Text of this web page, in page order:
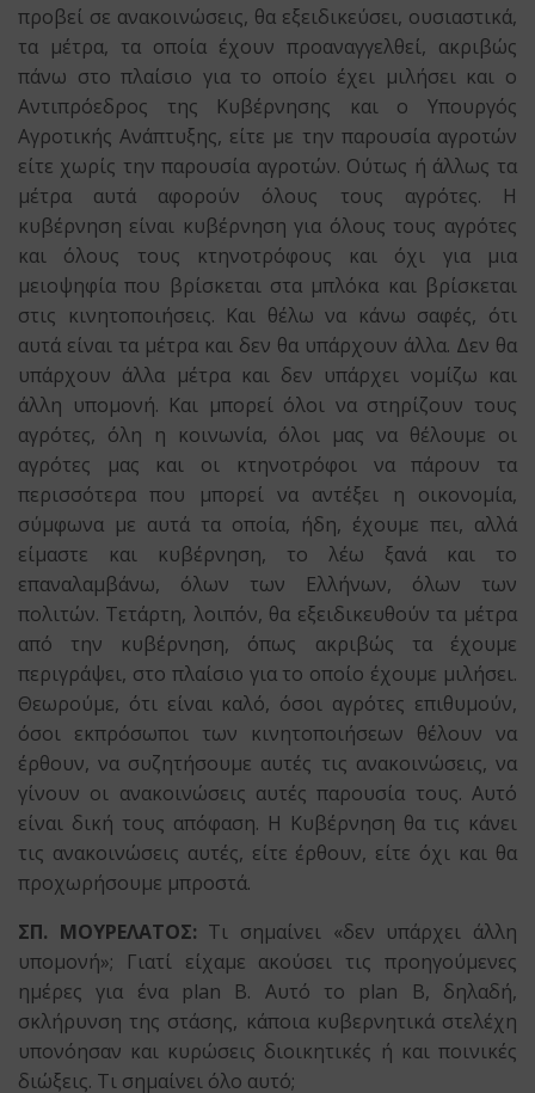
προβεί σε ανακοινώσεις, θα εξειδικεύσει, ουσιαστικά,
τα μέτρα, τα οποία έχουν προαναγγελθεί, ακριβώς
πάνω στο πλαίσιο για το οποίο έχει μιλήσει και ο
Αντιπρόεδρος της Κυβέρνησης και ο Υπουργός
Αγροτικής Ανάπτυξης, είτε με την παρουσία αγροτών
είτε χωρίς την παρουσία αγροτών. Ούτως ή άλλως τα
μέτρα αυτά αφορούν όλους τους αγρότες. Η
κυβέρνηση είναι κυβέρνηση για όλους τους αγρότες
και όλους τους κτηνοτρόφους και όχι για μια
μειοψηφία που βρίσκεται στα μπλόκα και βρίσκεται
στις κινητοποιήσεις. Και θέλω να κάνω σαφές, ότι
αυτά είναι τα μέτρα και δεν θα υπάρχουν άλλα. Δεν θα
υπάρχουν άλλα μέτρα και δεν υπάρχει νομίζω και
άλλη υπομονή. Και μπορεί όλοι να στηρίζουν τους
αγρότες, όλη η κοινωνία, όλοι μας να θέλουμε οι
αγρότες μας και οι κτηνοτρόφοι να πάρουν τα
περισσότερα που μπορεί να αντέξει η οικονομία,
σύμφωνα με αυτά τα οποία, ήδη, έχουμε πει, αλλά
είμαστε και κυβέρνηση, το λέω ξανά και το
επαναλαμβάνω, όλων των Ελλήνων, όλων των
πολιτών. Τετάρτη, λοιπόν, θα εξειδικευθούν τα μέτρα
από την κυβέρνηση, όπως ακριβώς τα έχουμε
περιγράψει, στο πλαίσιο για το οποίο έχουμε μιλήσει.
Θεωρούμε, ότι είναι καλό, όσοι αγρότες επιθυμούν,
όσοι εκπρόσωποι των κινητοποιήσεων θέλουν να
έρθουν, να συζητήσουμε αυτές τις ανακοινώσεις, να
γίνουν οι ανακοινώσεις αυτές παρουσία τους. Αυτό
είναι δική τους απόφαση. Η Κυβέρνηση θα τις κάνει
τις ανακοινώσεις αυτές, είτε έρθουν, είτε όχι και θα
προχωρήσουμε μπροστά.
ΣΠ. ΜΟΥΡΕΛΑΤΟΣ: Τι σημαίνει «δεν υπάρχει άλλη
υπομονή»; Γιατί είχαμε ακούσει τις προηγούμενες
ημέρες για ένα plan B. Αυτό το plan B, δηλαδή,
σκλήρυνση της στάσης, κάποια κυβερνητικά στελέχη
υπονόησαν και κυρώσεις διοικητικές ή και ποινικές
διώξεις. Τι σημαίνει όλο αυτό;